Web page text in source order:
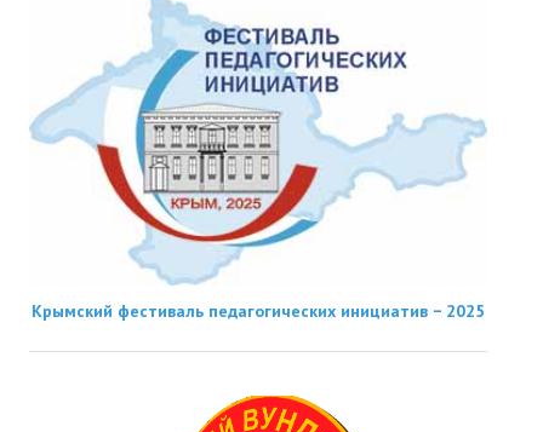
Крымский фестиваль педагогических инициатив − 2025